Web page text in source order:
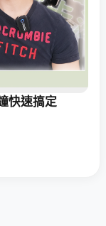
快速搞定